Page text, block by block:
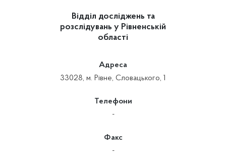
Відділ досліджень та
розслідувань у Рівненській
області
Адреса
33028, м. Рівне, Словацького, 1
Телефони
-
Факс
-